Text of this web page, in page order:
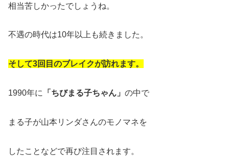
相当苦しかったでしょうね。
不遇の時代は10年以上も続きました。
そして3回目のブレイクが訪れます。
1990年に 「ちびまる子ちゃん」 の中で
まる子が山本リンダさんのモノマネを
したことなどで再び注目されます。